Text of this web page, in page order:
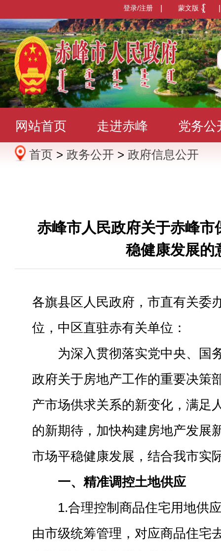
蒙文版
登录/注册
网站首页 走进赤峰 党务公
办事服务 政民互动 数据发
首页 > 政务公开 > 政府信息公开
赤峰市人民政府关于赤峰市
稳健康发展的
各旗县区人民政府，市直有关委
位，中区直驻赤有关单位：
为深入贯彻落实党中央、国
政府关于房地产工作的重要决策
产市场供求关系的新变化，满足
的新期待，加快构建房地产发展
市场平稳健康发展，结合我市实
一、精准调控土地供应
1.合理控制商品住宅用地供
由市级统筹管理，对应商品住宅